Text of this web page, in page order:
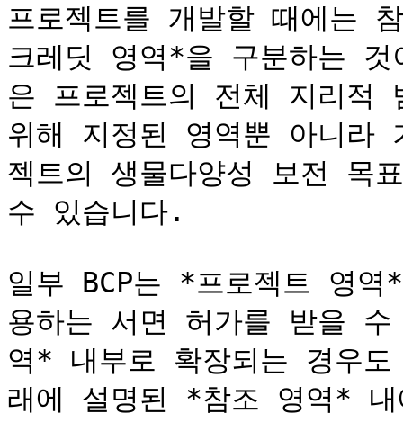
프로젝트를 개발할 때에는
크레딧 영역*을 구분하는
은 프로젝트의 전체 지리적
위해 지정된 영역뿐 아니라
젝트의 생물다양성 보전 목
수 있습니다.
일부 BCP는 *프로젝트 영
용하는 서면 허가를 받을
역* 내부로 확장되는 경우
래에 설명된 *참조 영역*